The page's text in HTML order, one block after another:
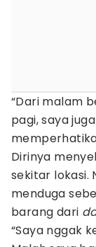
“Dari malam
pagi, saya
Dirinya
sekitar lokasi.
menduga
barang dari
“Saya nggak